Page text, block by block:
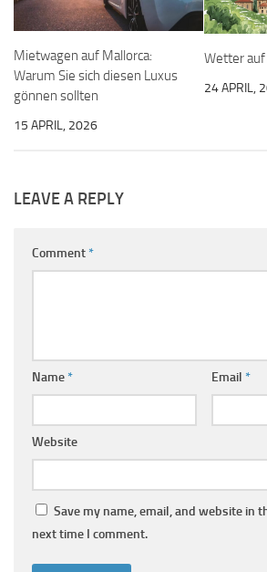
Mietwagen auf Mallorca:
Warum Sie sich diesen Luxus
gönnen sollten
15 APRIL, 2026
Wetter auf
24 APRIL,
LEAVE A REPLY
Comment*
Name* Email *
Website
Save my name, email, and website in
next time I comment.